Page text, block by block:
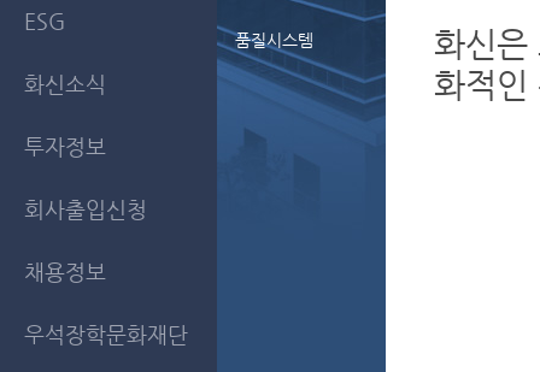
품질시스템
ESG
화신소식
투자정보
회사출입신청
채용정보
우석장학문화재단
화신은
화적인